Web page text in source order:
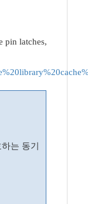
pin latches,
는 동기